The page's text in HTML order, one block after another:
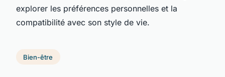
explorer les préférences personnelles et la
compatibilité avec son style de vie.
Bien-être